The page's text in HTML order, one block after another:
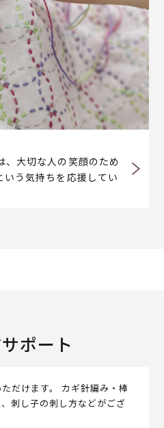
、大切な人の笑顔のため
いう気持ちを応援してい
ポート
だけます。 カギ針編み・棒
刺し子の刺し方などがござ